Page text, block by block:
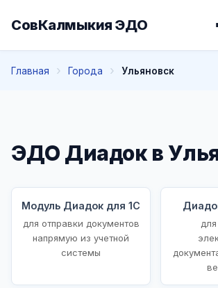
СовКалмыкия ЭДО
Главная Города Ульяновск
ЭДО Диадок в
Модуль Диадок для 1С
для отправки документов
напрямую из учетной
системы